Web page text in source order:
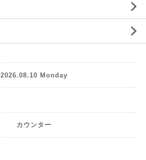
2026.08.10 Monday
カウンター